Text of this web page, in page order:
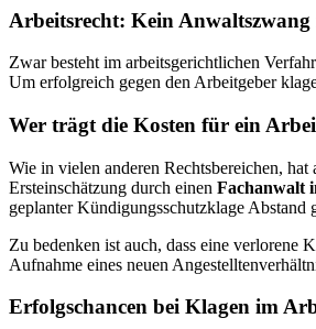
Arbeitsrecht: Kein Anwaltszwang
Zwar besteht im arbeitsgerichtlichen
Um erfolgreich gegen den Arbeitgeber
Wer trägt die Kosten für ein
Wie in vielen anderen Rechtsbereichen,
Ersteinschätzung durch einen Fachanwalt
geplanter Kündigungsschutzklage Abstand
Zu bedenken ist auch, dass eine verlorene
Aufnahme eines neuen
Erfolgschancen bei Klagen im